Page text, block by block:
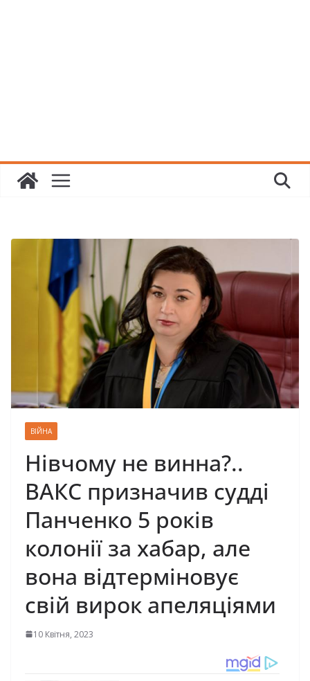
ВІЙНА
Нівчому не винна?..
ВАКС призначив судді
Панченко 5 років
колонії за хабар, але
вона відтерміновує
свій вирок апеляціями
10 Квітня, 2023